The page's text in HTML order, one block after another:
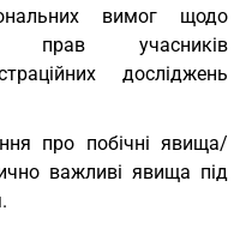
вимог щодо
прав учасників
досліджень
про побічні явища/
важливі явища під